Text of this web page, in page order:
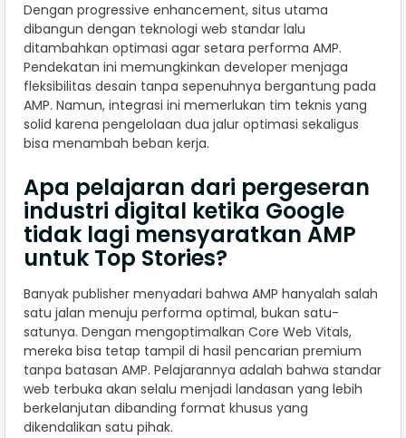
Dengan progressive enhancement, situs utama
dibangun dengan teknologi web standar lalu
ditambahkan optimasi agar setara performa AMP.
Pendekatan ini memungkinkan developer menjaga
fleksibilitas desain tanpa sepenuhnya bergantung pada
AMP. Namun, integrasi ini memerlukan tim teknis yang
solid karena pengelolaan dua jalur optimasi sekaligus
bisa menambah beban kerja.
Apa pelajaran dari pergeseran
industri digital ketika Google
tidak lagi mensyaratkan AMP
untuk Top Stories?
Banyak publisher menyadari bahwa AMP hanyalah salah
satu jalan menuju performa optimal, bukan satu-
satunya. Dengan mengoptimalkan Core Web Vitals,
mereka bisa tetap tampil di hasil pencarian premium
tanpa batasan AMP. Pelajarannya adalah bahwa standar
web terbuka akan selalu menjadi landasan yang lebih
berkelanjutan dibanding format khusus yang
dikendalikan satu pihak.